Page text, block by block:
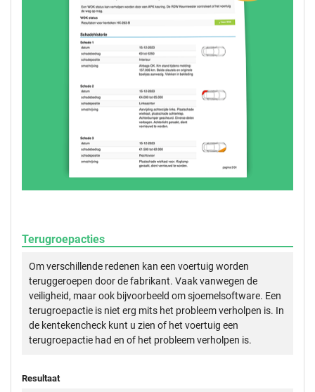
Terugroepacties
Om verschillende redenen kan een voertuig worden
teruggeroepen door de fabrikant. Vaak vanwegen de
veiligheid, maar ook bijvoorbeeld om sjoemelsoftware. Een
terugroepactie is niet erg mits het probleem verholpen is. In
de kentekencheck kunt u zien of het voertuig een
terugroepactie had en of het probleem verholpen is.
Resultaat